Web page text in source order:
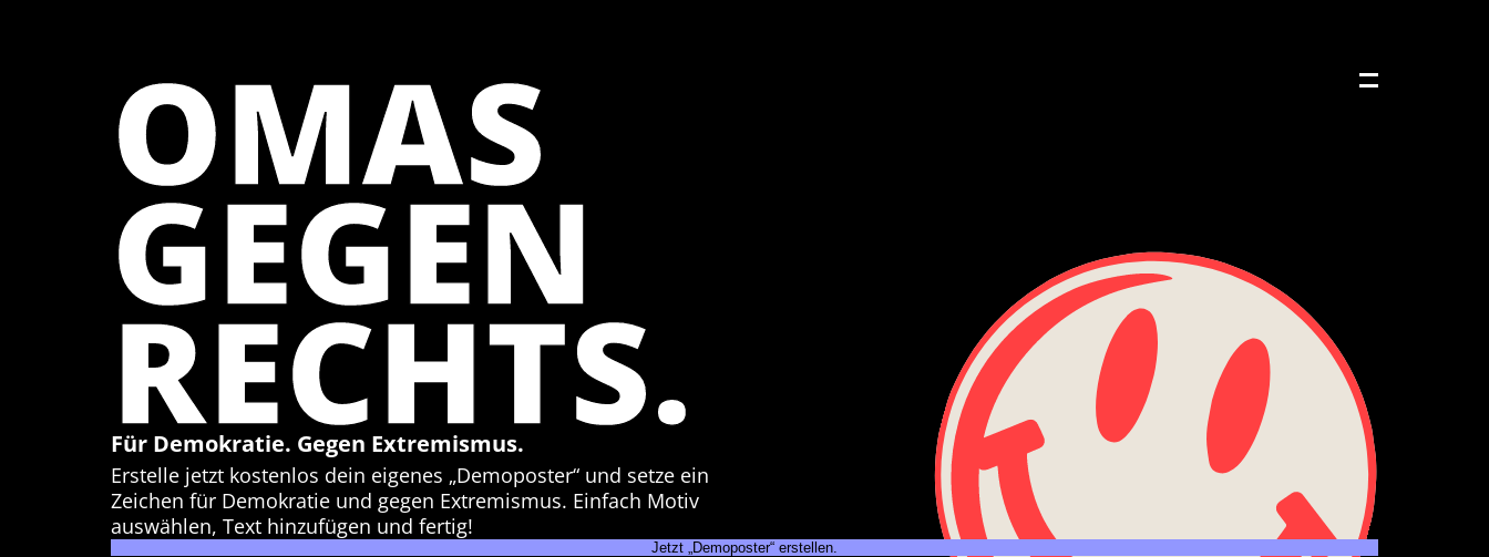
OMAS
GEGEN
RECHTS.
Für Demokratie. Gegen Extremismus.
Erstelle jetzt kostenlos dein eigenes „Demoposter“ und setze ein
Zeichen für Demokratie und gegen Extremismus. Einfach Motiv
auswählen, Text hinzufügen und fertig!
Jetzt „Demoposter“ erstellen.